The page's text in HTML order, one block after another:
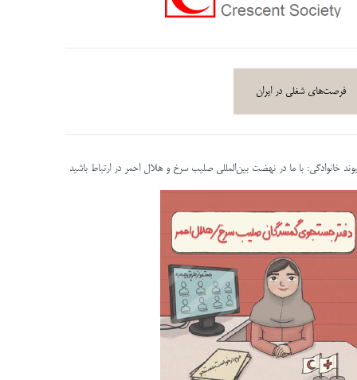
فرصت‌های شغلی در ایران
خانوادگی: با ما در نهضت بین‌المللی صلیب سرخ و هلال احمر در ارتباط باشید